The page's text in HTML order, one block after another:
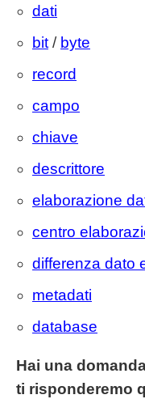
dati
bit / byte
record
campo
chiave
descrittore
elaborazione
centro
differenza dato
metadati
database
Hai una
ti risponderemo